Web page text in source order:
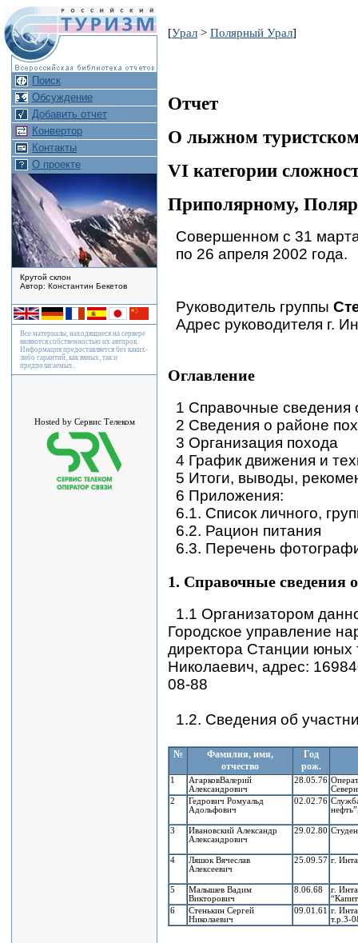
Поиск
Обсуждение
Добавить отчет
Конвертор
Контакты
О проекте
Крутой склон
Автор: Константин Бекетов
Все материалы, находящиеся на сервере
являются собственностью их авторов.
Информация предоставляется без каких-
либо гарантий, как явных, так и
предполагаемых.
Hosted by Сервис Телеком
[Урал > Полярный Урал]
Отчет
О лыжном туристском
VI категории
Приполярному,
Совершенном с 31
по 26 апреля 2002 года.
Руководитель группы
Адрес руководителя г.
Оглавление
1 Справочные сведения
2 Сведения о районе
3 Организация похода
4 График движения и
5 Итоги, выводы,
6 Приложения:
6.1. Список личного,
6.2. Рацион питания
6.3. Перечень
1. Справочные сведения
1.1 Организатором
Городское управление
директора Станции юных
Николаевич, адрес:
08-88
1.2. Сведения об
№
Фамилия, имя,
отчество
Год
рож.
1
АгарковВалерий
Александрович
28.05.76
2
Гедрович Ромуальд
Адольфович
02.02.76
3
Ивановский Александр
Александрович
29.02.80
4
Ляшок Вячеслав
Алексеевич
25.09.57 г.
5
Малышев Вадим
Викторович
8.06.68
г.
6
Стенькин Сергей
Николаевич
09.01.61 г.
т.р.3-